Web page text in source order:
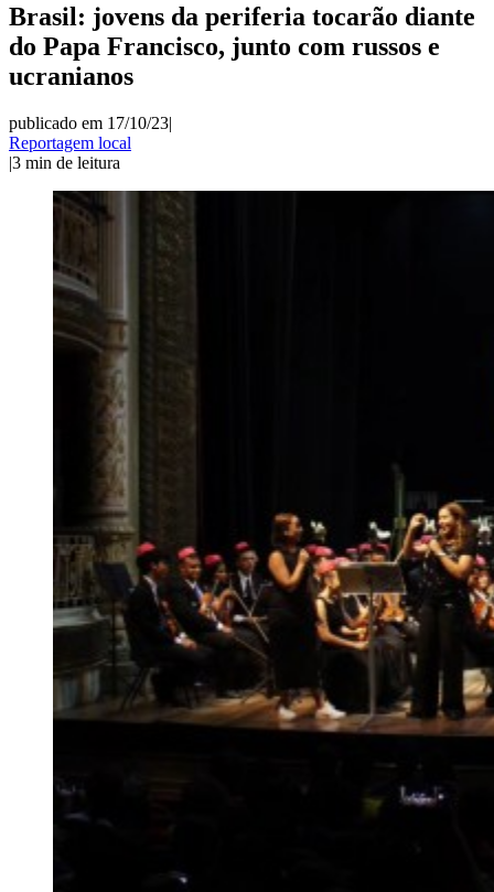
Brasil: jovens da periferia tocarão diante
do Papa Francisco, junto com russos e
ucranianos
publicado em 17/10/23|
Reportagem local
|3 min de leitura